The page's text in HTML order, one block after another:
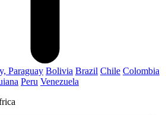
Paraguay Bolivia Brazil Chile Colombia
Peru Venezuela